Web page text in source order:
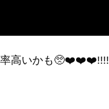
率高いかも🥺❤️❤️❤️!!!!